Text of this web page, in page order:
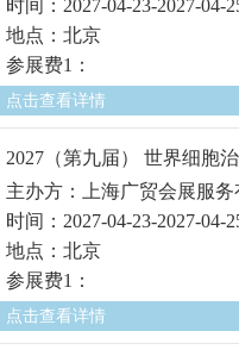
时间：2027-04-23-2027-04-
地点：北京
参展费1：
点击查看详情
2027（第九届） 世界细胞
主办方：上海广贸会展服务
时间：2027-04-23-2027-04-
地点：北京
参展费1：
点击查看详情